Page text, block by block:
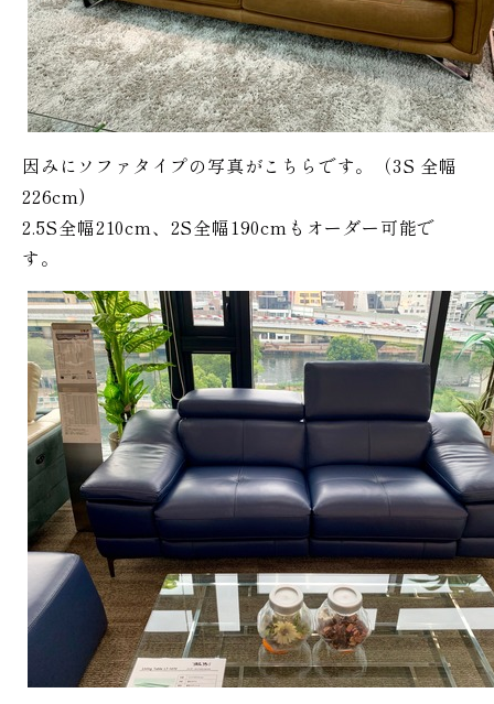
因みにソファタイプの写真がこちらです。（3S 全幅
226cm)
2.5S全幅210cm、2S全幅190cmもオーダー可能で
す。